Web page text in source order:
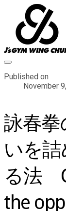
Published on
November
詠春拳
いを
る法
the